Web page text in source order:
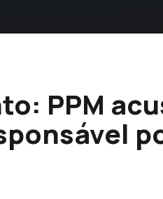
PPM